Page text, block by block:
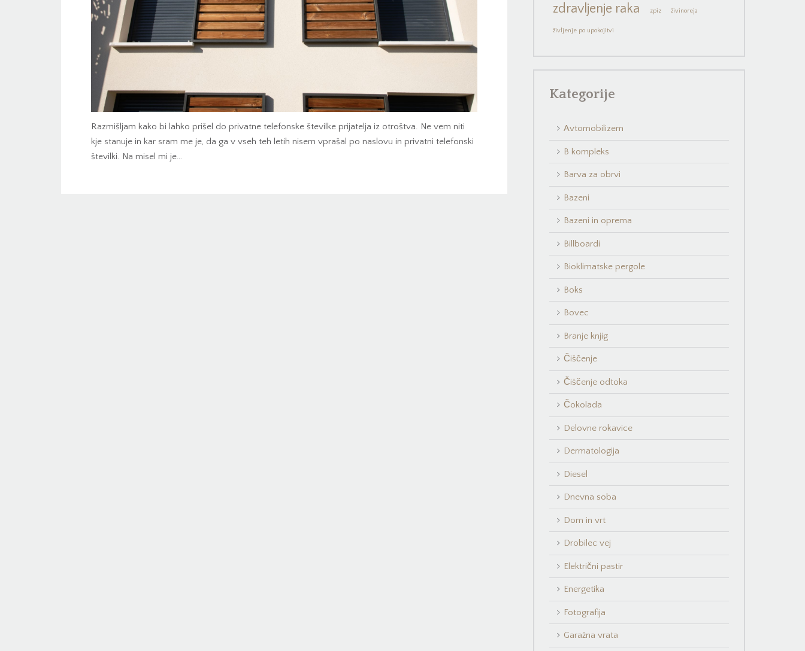
Razmišljam kako bi lahko prišel do privatne telefonske številke prijatelja iz otroštva. Ne vem niti
kje stanuje in kar sram me je, da ga v vseh teh letih nisem vprašal po naslovu in privatni telefonski
številki. Na misel mi je…
zdravljenje raka
zpiz živinoreja
življenje po upokojitvi
Kategorije
Avtomobilizem
B kompleks
Barva za obrvi
Bazeni
Bazeni in oprema
Billboardi
Bioklimatske pergole
Boks
Bovec
Branje knjig
Čiščenje
Čiščenje odtoka
Čokolada
Delovne rokavice
Dermatologija
Diesel
Dnevna soba
Dom in vrt
Drobilec vej
Električni pastir
Energetika
Fotografija
Garažna vrata